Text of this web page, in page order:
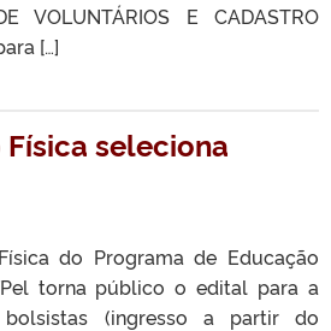
VOLUNTÁRIOS E CADASTRO
[…]
Física seleciona
do Programa de Educação
torna público o edital para a
(ingresso a partir do